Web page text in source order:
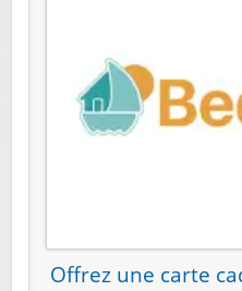
Offrez une carte